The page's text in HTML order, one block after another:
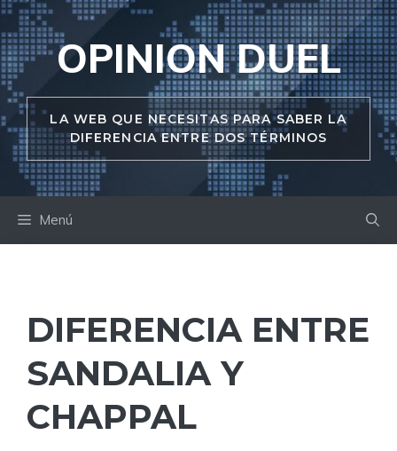
Saltar
al
contenidoOPINION DUEL
LA WEB QUE NECESITAS PARA SABER LA
DIFERENCIA ENTRE DOS TÉRMINOS
Menú
DIFERENCIA ENTRE
SANDALIA Y
CHAPPAL